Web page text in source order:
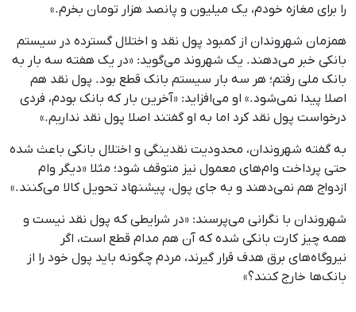
را برای مغازه خودم، یک میلیون و پانصد هزار تومان بخرم.»
همزمان شهروندان از کمبود پول نقد و اختلال گسترده در سیستم
بانکی خبر می‌دهند. یک شهروند می‌گوید: «در یک هفته سه بار به
بانک ملی رفتم؛ هر سه بار سیستم بانک قطع بود. پول نقد هم
اصلا پیدا نمی‌شود.» او می‌افزاید: «آخرین بار که بانک بودم، فردی
درخواست پول نقد کرد اما به او گفتند اصلا پول نقد نداریم.»
به گفته شهروندان، محدودیت نقدینگی و اختلال بانکی باعث شده
حتی پرداخت وام‌های معمول نیز متوقف شود؛ مثلا «دیگر وام
ازدواج هم نمی‌دهند و به جای پول، پیشنهاد تحویل کالا می‌کنند.»
شهروندان با نگرانی می‌پرسند: «در شرایطی که پول نقد نیست و
همه چیز کارت بانکی شده که آن هم مدام قطع است، اگر
نیروگاه‌های برق هدف قرار گیرند، مردم چگونه باید پول خود را از
بانک‌ها خارج کنند؟»